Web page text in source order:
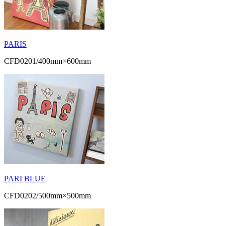
PARIS
CFD0201/400mm×600mm
PARI BLUE
CFD0202/500mm×500mm